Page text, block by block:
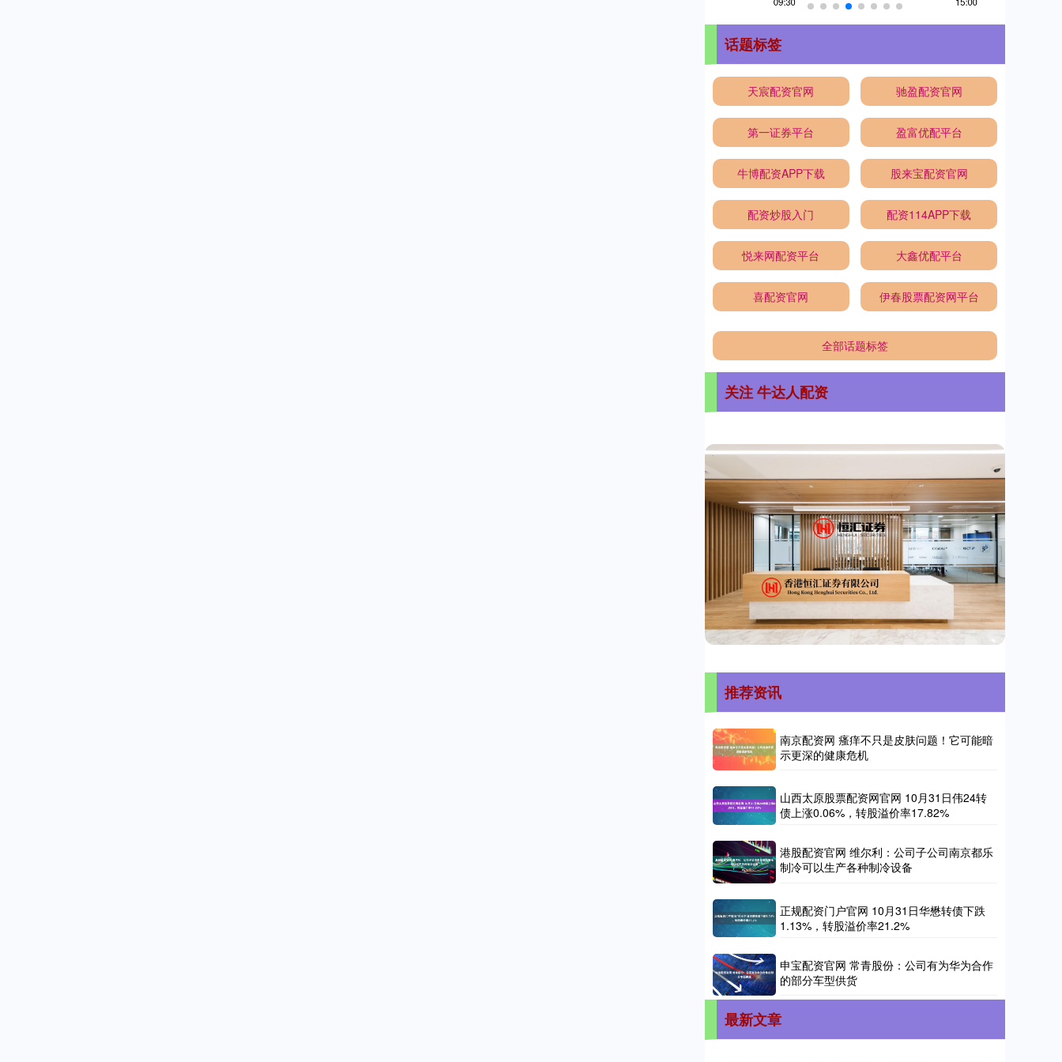
话题标签
天宸配资官网 驰盈配资官网
第一证券平台 盈富优配平台
牛博配资APP下载 股来宝配资官网
配资炒股入门 配资114APP下载
悦来网配资平台 大鑫优配平台
喜配资官网 伊春股票配资网平台
全部话题标签
关注 牛达人配资
推荐资讯
南京配资网 瘙痒不只是皮肤问题！它可能暗
示更深的健康危机
山西太原股票配资网官网 10月31日伟24转
债上涨0.06%，转股溢价率17.82%
港股配资官网 维尔利：公司子公司南京都乐
制冷可以生产各种制冷设备
正规配资门户官网 10月31日华懋转债下跌
1.13%，转股溢价率21.2%
申宝配资官网 常青股份：公司有为华为合作
的部分车型供货
最新文章